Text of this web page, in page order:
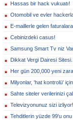
Hassas bir hack vukuatı!
Otomobil ve evler
E-maillerle gelen
Cebinizdeki casus!
Samsung Smart Tv niz
Dikkat Vergi Dairesi
Her gün 200,000 yeni
Milyonlar, 'hat kontrolü'
Sahte siteler verilerinizi
Televizyonunuz sizi izliyor!
Tehditlerin yüzde 99'u onu